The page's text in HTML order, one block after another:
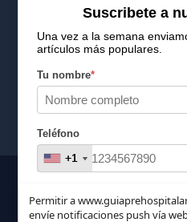
Permitir a
envíe notificaciones push vía
Suscribete a
Una vez a la semana
artículos más populares.
Tu nombre*
Teléfono
+1
+1
Calle 6 #21 Urbanización
Domingo Este, RD.
Terminos y